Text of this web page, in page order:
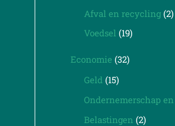
Afval en recycling(2)
Voedsel (19)
Economie (32)
Geld(15)
Ondernemerschap
Belastingen (2)